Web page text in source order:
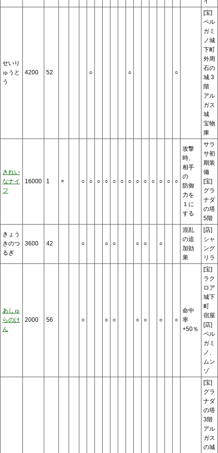
せいり
ゅうと
う
4200 52 ○ ○ ○
[宝]
ペル
ガミ
ノ城
下町
外周
石の
城 3
階
アル
ガス
城
宝物
庫
きれい
なナイ
フ
16000 1 × ○ ○ ○ ○ ○ ○ ○ ○ ○ ○ ○ ○ ○
攻撃
時、
相手
の
防御
力を
１に
する
サラ
サ初
期装
備
[宝]
グラ
ナダ
の塔
5階
きょう
きのつ
るぎ
3600 42 ○ ○ ○ ○ ○ ○
混乱
の追
加効
果
[店]
シャ
ング
リラ
あしゅ
らのけ
ん
2000 56 ○ ○ ○ ○ ○ ○ ○
命中
率
+50％
[宝]
ラク
ロア
城下
町
宿屋
[店]
ペル
ガミ
ノ、
ムン
ゾ
[宝]
グラ
ナダ
の塔
3階
アル
ガス
の城